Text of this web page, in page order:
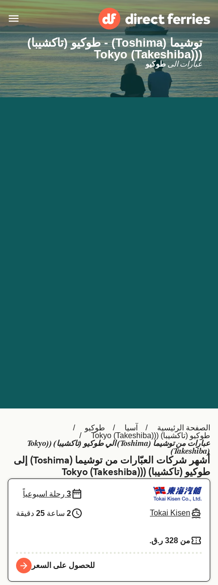
البلدان
تذاكر العبّارة
België (NL)
Ελλάδα
Belgique (FR)
Polska
Deutschland
Schweiz (DE)
Norge
Україна
Indonesia
توشیما (Toshima) - طوكيو (تاكشيبا)
((Tokyo (Takeshiba)
عبارات الى طوكيو
الصفحة الرئيسية آسيا
طوكيو
طوكيو (تاكشيبا) ((Tokyo (Takeshiba)
عبارات من توشیما (Toshima) الي طوكيو (تاكشيبا) ((Tokyo
(Takeshiba)
أشهر شركات العبّارات من توشیما (Toshima) إلى
طوكيو (تاكشيبا) ((Tokyo (Takeshiba)
Tokai Kisen
3 رحلة اسبوعياً
2 ساعة 25 دقيقة
من 328 ر.ق.‏
للحصول على السعر